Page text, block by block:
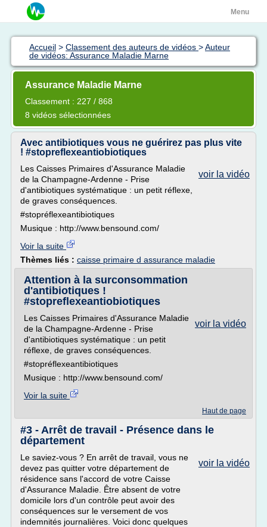
Menu
Accueil > Classement des auteurs de vidéos >Auteur
de vidéos: Assurance Maladie Marne
Assurance Maladie Marne
Classement : 227 / 868
8 vidéos sélectionnées
Avec antibiotiques vous ne guérirez pas plus vite
! #stopreflexeantiobiotiques
voir la vidéo
Les Caisses Primaires d'Assurance Maladie
de la Champagne-Ardenne - Prise
d'antibiotiques systématique : un petit réflexe,
de graves conséquences.
#stopréflexeantibiotiques
Musique : http://www.bensound.com/
Voir la suite
Thèmes liés : caisse primaire d assurance maladie
Attention à la surconsommation
d'antibiotiques !
#stopreflexeantiobiotiques
voir la vidéo
Les Caisses Primaires d'Assurance Maladie
de la Champagne-Ardenne - Prise
d'antibiotiques systématique : un petit
réflexe, de graves conséquences.
#stopréflexeantibiotiques
Musique : http://www.bensound.com/
Voir la suite
Haut de page
#3 - Arrêt de travail - Présence dans le
département
voir la vidéo
Le saviez-vous ? En arrêt de travail, vous ne
devez pas quitter votre département de
résidence sans l'accord de votre Caisse
d'Assurance Maladie. Être absent de votre
domicile lors d'un contrôle peut avoir des
conséquences sur le versement de vos
indemnités journalières. Voici donc quelques